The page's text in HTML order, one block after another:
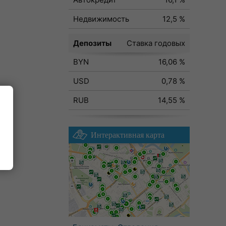
Недвижимость
12,5 %
Депозиты
Ставка годовых
BYN
16,06 %
USD
0,78 %
RUB
14,55 %
Интерактивная карта